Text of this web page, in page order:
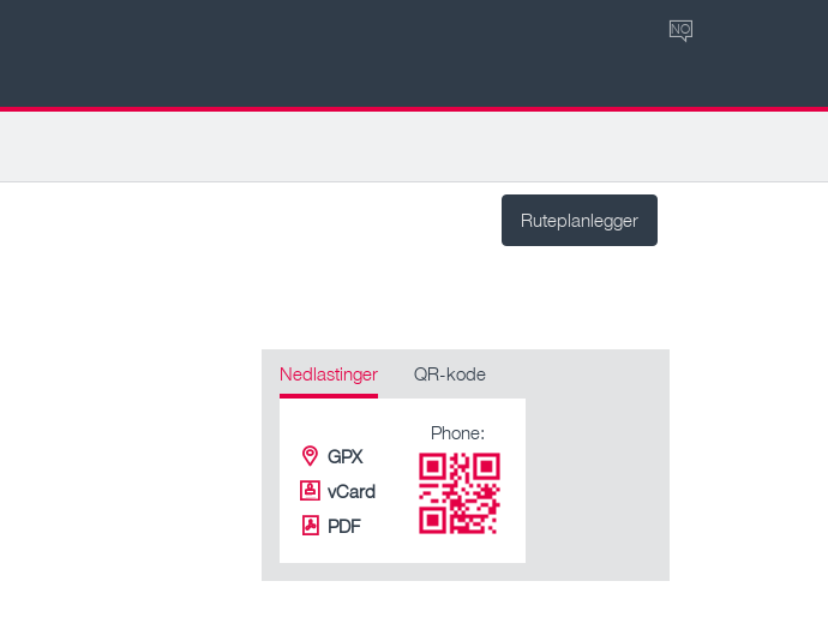
NO
Ruteplanlegger
Nedlastinger QR-kode
GPX
vCard
PDF
Phone: